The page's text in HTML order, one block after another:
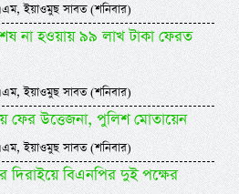
ইয়াওমুছ সাবত (শনিবার)
না হওয়ায় ৯৯ লাখ টাকা ফেরত
ইয়াওমুছ সাবত (শনিবার)
ফের উত্তেজনা, পুলিশ মোতায়েন
ইয়াওমুছ সাবত (শনিবার)
দিরাইয়ে বিএনপির দুই পক্ষের